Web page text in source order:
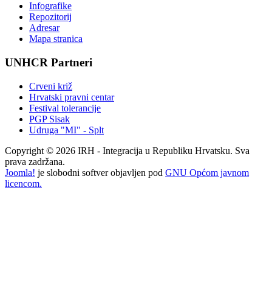
Infografike
Repozitorij
Adresar
Mapa stranica
UNHCR Partneri
Crveni križ
Hrvatski pravni centar
Festival tolerancije
PGP Sisak
Udruga "MI" - Splt
Copyright © 2026 IRH - Integracija u Republiku Hrvatsku. Sva
prava zadržana.
Joomla! je slobodni softver objavljen pod GNU Općom javnom
licencom.